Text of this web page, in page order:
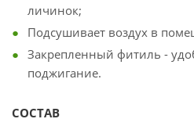
личинок;
Подсушивает воздух в
Закрепленный фитиль -
поджигание.
СОСТАВ